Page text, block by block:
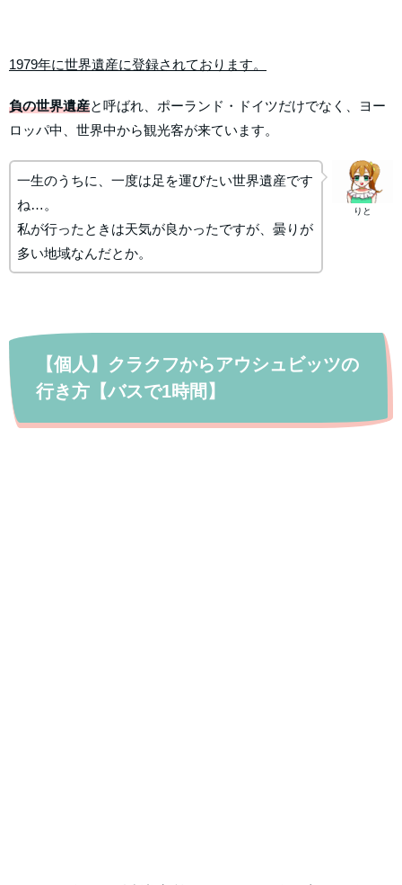
1979年に世界遺産に登録されております。
負の世界遺産と呼ばれ、ポーランド・ドイツだけでなく、ヨー
ロッパ中、世界中から観光客が来ています。
りと
一生のうちに、一度は足を運びたい世界遺産です
ね…。
私が行ったときは天気が良かったですが、曇りが
多い地域なんだとか。
【個人】クラクフからアウシュビッツの
行き方【バスで1時間】